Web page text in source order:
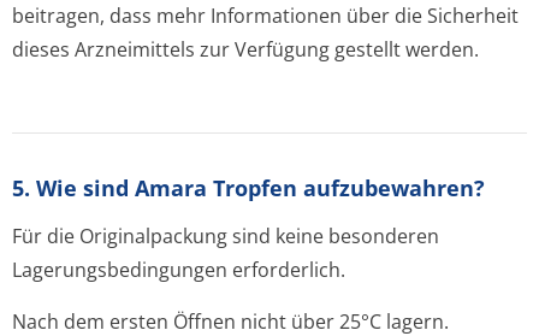
beitragen, dass mehr Informationen über die Sicherheit
dieses Arzneimittels zur Verfügung gestellt werden.
5. Wie sind Amara Tropfen aufzubewahren?
Für die Originalpackung sind keine besonderen
Lagerungsbedin­gungen erforderlich.
Nach dem ersten Öffnen nicht über 25°C lagern.